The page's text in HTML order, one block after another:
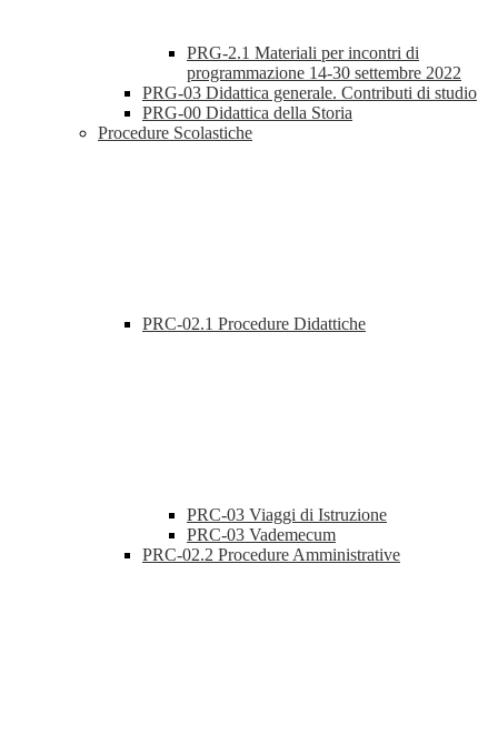
PRG-2.1 Materiali per incontri di
programmazione 14-30 settembre 2022
PRG-03 Didattica generale. Contributi di studio
PRG-00 Didattica della Storia
Procedure Scolastiche
PRC-02.1 Procedure Didattiche
PRC-03 Viaggi di Istruzione
PRC-03 Vademecum
PRC-02.2 Procedure Amministrative